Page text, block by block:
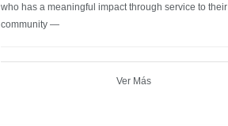
who has a meaningful impact through service to their
community —
Ver Más